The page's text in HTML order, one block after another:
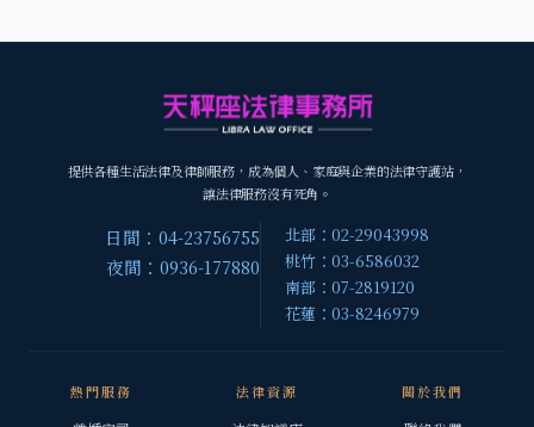
提供各種生活法律及律師服務，成為個人、家庭與企業的法律守護站，
讓法律服務沒有死角。
日間：04-23756755
夜間：0936-177880
北部：02-29043998
桃竹：03-6586032
南部：07-2819120
花蓮：03-8246979
熱門服務 法律資源 關於我們